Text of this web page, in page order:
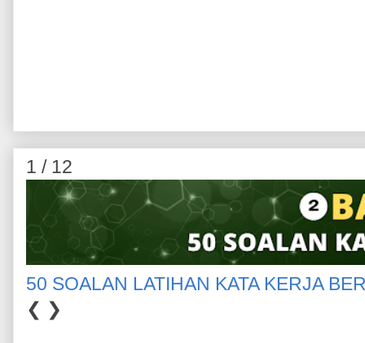
1 / 12
50 SOALAN LATIHAN KATA KERJA
❮ ❯